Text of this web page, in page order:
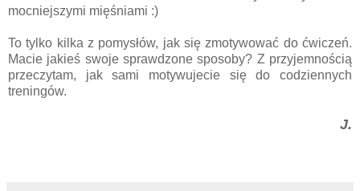
mocniejszymi mięśniami :)
To tylko kilka z pomysłów, jak się zmotywować do ćwiczeń.
Macie jakieś swoje sprawdzone sposoby? Z przyjemnością
przeczytam, jak sami motywujecie się do codziennych
treningów.
J.